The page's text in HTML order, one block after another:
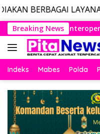
PUBLIK
Langsung
ke
konten
Breaking NewsPanglima TNI
Indeks Mabes Polda